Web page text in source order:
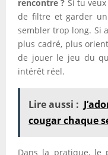
rencontre ? Si tu
de filtre et garder
sembler trop long. Si
plus cadré, plus
de jouer le jeu du
intérêt réel.
Lire aussi :
cougar chaque
Dans la pratique, le